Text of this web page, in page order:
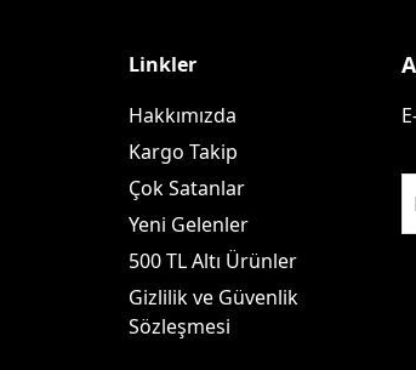
Linkler
Hakkımızda
Kargo Takip
Çok Satanlar
Yeni Gelenler
500 TL Altı Ürünler
Gizlilik ve Güvenlik
Sözleşmesi